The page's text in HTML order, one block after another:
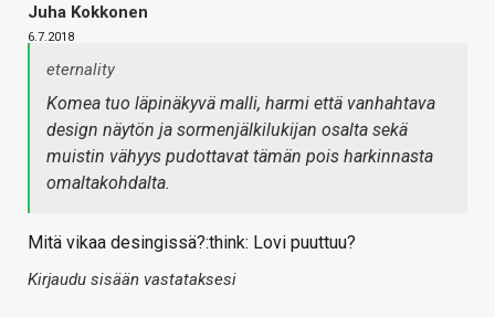
Juha Kokkonen
6.7.2018
eternality
Komea tuo läpinäkyvä malli, harmi että vanhahtava
design näytön ja sormenjälkilukijan osalta sekä
muistin vähyys pudottavat tämän pois harkinnasta
omaltakohdalta.
Mitä vikaa desingissä?:think: Lovi puuttuu?
Kirjaudu sisään vastataksesi